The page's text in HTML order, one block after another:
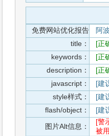
免费网站优化报告
阿
title：
[正
keywords：
[正
description：
[正
javascript：
[建
style样式：
[建
flash/object：
[建
图片Alt信息：
[警
被